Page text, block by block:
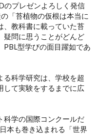
のプレゼンよろしく発信
「苔植物の仮根は本当に
、教科書に載っていた苔
疑問に思うことがどんど
PBL型学びの面目躍如であ
る科学研究は、学校を超
して実験をするまでに広
科学の国際コンクールだ
本も巻き込まれる「世界